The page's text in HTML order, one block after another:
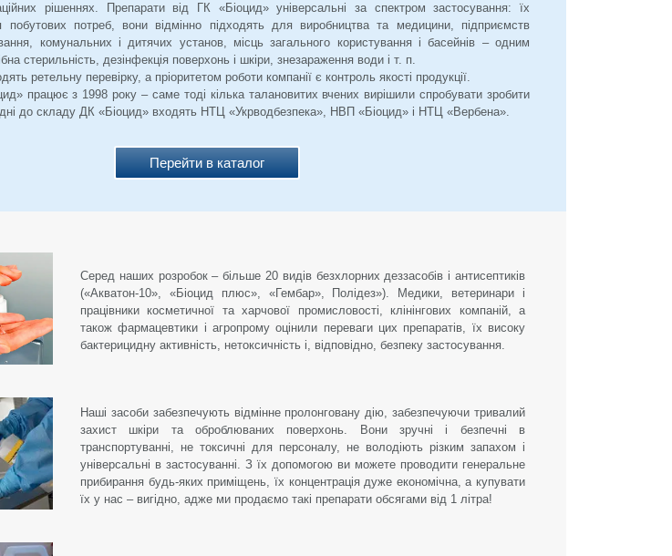
рішеннях. Препарати від ГК «Біоцид» універсальні за спектром застосування: їх
побутових потреб, вони відмінно підходять для виробництва та медицини, підприємств
комунальних і дитячих установ, місць загального користування і басейнів – одним
стерильність, дезінфекція поверхонь і шкіри, знезараження води і т. п.
ретельну перевірку, а пріоритетом роботи компанії є контроль якості продукції.
працює з 1998 року – саме тоді кілька талановитих вчених вирішили спробувати зробити
до складу ДК «Біоцид» входять НТЦ «Укрводбезпека», НВП «Біоцид» і НТЦ «Вербена».
Перейти в каталог
Серед наших розробок – більше 20 видів безхлорних деззасобів і антисептиків
(«Акватон-10», «Біоцид плюс», «Гембар», Полідез»). Медики, ветеринари і
працівники косметичної та харчової промисловості, клінінгових компаній, а
також фармацевтики і агропрому оцінили переваги цих препаратів, їх високу
бактерицидну активність, нетоксичність і, відповідно, безпеку застосування.
Наші засоби забезпечують відмінне пролонговану дію, забезпечуючи тривалий
захист шкіри та оброблюваних поверхонь. Вони зручні і безпечні в
транспортуванні, не токсичні для персоналу, не володіють різким запахом і
універсальні в застосуванні. З їх допомогою ви можете проводити генеральне
прибирання будь-яких приміщень, їх концентрація дуже економічна, а купувати
їх у нас – вигідно, адже ми продаємо такі препарати обсягами від 1 літра!